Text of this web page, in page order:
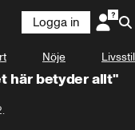
Logga in
Nöje Livsstil
här betyder allt"